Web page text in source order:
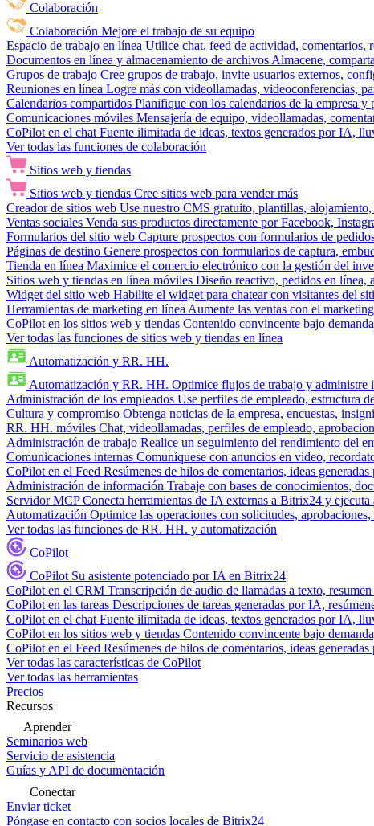
Colaboración
Colaboración Mejore el trabajo de su equipo
Espacio de trabajo en línea Utilice chat, feed de actividad, comentarios,
Documentos en línea y almacenamiento de archivos Almacene,
Grupos de trabajo Cree grupos de trabajo, invite usuarios externos,
Reuniones en línea Logre más con videollamadas, videoconferencias,
Calendarios compartidos Planifique con los calendarios de la empresa y
Comunicaciones móviles Mensajería de equipo, videollamadas,
CoPilot en el chat Fuente ilimitada de ideas, textos generados por IA,
Ver todas las funciones de colaboración
Sitios web y tiendas
Sitios web y tiendas Cree sitios web para vender más
Creador de sitios web Use nuestro CMS gratuito, plantillas,
Ventas sociales Venda sus productos directamente por Facebook,
Formularios del sitio web Capture prospectos con formularios de
Páginas de destino Genere prospectos con formularios de captura,
Tienda en línea Maximice el comercio electrónico con la gestión del
Sitios web y tiendas en línea móviles Diseño reactivo, pedidos en línea,
Widget del sitio web Habilite el widget para chatear con visitantes del
Herramientas de marketing en línea Aumente las ventas con el
CoPilot en los sitios web y tiendas Contenido convincente bajo
Ver todas las funciones de sitios web y tiendas en línea
Automatización y RR. HH.
Automatización y RR. HH. Optimice flujos de trabajo y
Administración de los empleados Use perfiles de empleado, estructura
Cultura y compromiso Obtenga noticias de la empresa, encuestas,
RR. HH. móviles Chat, videollamadas, perfiles de empleado,
Administración de trabajo Realice un seguimiento del rendimiento del
Comunicaciones internas Comuníquese con anuncios en video,
CoPilot en el Feed Resúmenes de hilos de comentarios, ideas
Administración de información Trabaje con bases de conocimientos,
Servidor MCP Conecta herramientas de IA externas a Bitrix24 y ejecuta
Automatización Optimice las operaciones con solicitudes,
Ver todas las funciones de RR. HH. y automatización
CoPilot
CoPilot Su asistente potenciado por IA en Bitrix24
CoPilot en el CRM Transcripción de audio de llamadas a texto,
CoPilot en las tareas Descripciones de tareas generadas por IA,
CoPilot en el chat Fuente ilimitada de ideas, textos generados por IA,
CoPilot en los sitios web y tiendas Contenido convincente bajo
CoPilot en el Feed Resúmenes de hilos de comentarios, ideas
Ver todas las características de CoPilot
Ver todas las herramientas
Precios
Recursos
Aprender
Seminarios web
Servicio de asistencia
Guías y API de documentación
Conectar
Enviar ticket
Póngase en contacto con socios locales de Bitrix24